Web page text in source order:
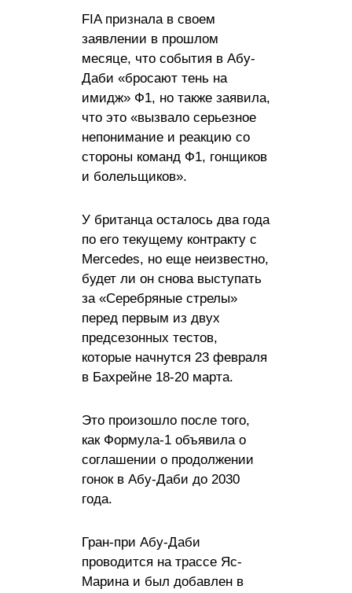
FIA признала в своем
заявлении в прошлом
месяце, что события в Абу-
Даби «бросают тень на
имидж» Ф1, но также заявила,
что это «вызвало серьезное
непонимание и реакцию со
стороны команд Ф1, гонщиков
и болельщиков».
У британца осталось два года
по его текущему контракту с
Mercedes, но еще неизвестно,
будет ли он снова выступать
за «Серебряные стрелы»
перед первым из двух
предсезонных тестов,
которые начнутся 23 февраля
в Бахрейне 18-20 марта.
Это произошло после того,
как Формула-1 объявила о
соглашении о продолжении
гонок в Абу-Даби до 2030
года.
Гран-при Абу-Даби
проводится на трассе Яс-
Марина и был добавлен в